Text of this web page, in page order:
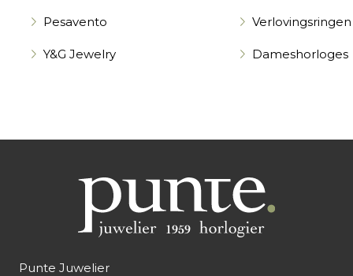
Pesavento
Y&G Jewelry
Verlovingsringen
Dameshorloges
Punte Juwelier